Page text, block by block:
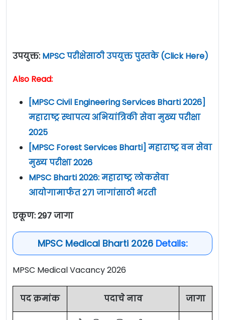
उपयुक्त: MPSC परीक्षेसाठी उपयुक्त पुस्तके (Click Here)
Also Read:
[MPSC Civil Engineering Services Bharti 2026]
महाराष्ट्र स्थापत्य अभियांत्रिकी सेवा मुख्य परीक्षा
2025
[MPSC Forest Services Bharti] महाराष्ट्र वन सेवा
मुख्य परीक्षा 2026
MPSC Bharti 2026: महाराष्ट्र लोकसेवा
आयोगामार्फत 271 जागांसाठी भरती
एकूण: 297 जागा
MPSC Medical Bharti 2026Details:
MPSC Medical Vacancy 2026
पद क्रमांक पदाचे नाव जागा